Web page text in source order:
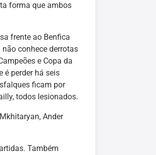
forma que ambos
frente ao Benfica
conhece derrotas
e Copa da
é perder há seis
ficam por
todos lesionados.
Ander
Também